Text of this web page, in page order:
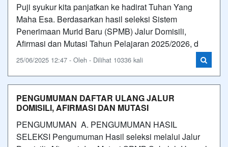
Puji syukur kita panjatkan ke hadirat Tuhan Yang
Maha Esa. Berdasarkan hasil seleksi Sistem
Penerimaan Murid Baru (SPMB) Jalur Domisili,
Afirmasi dan Mutasi Tahun Pelajaran 2025/2026, d
25/06/2025 12:47 - Oleh - Dilihat 10336 kali
PENGUMUMAN DAFTAR ULANG JALUR
DOMISILI, AFIRMASI DAN MUTASI
PENGUMUMAN A. PENGUMUMAN HASIL
SELEKSI Pengumuman Hasil seleksi melalui Jalur